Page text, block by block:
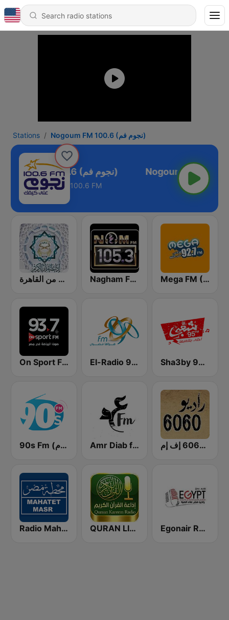
Stations Nogoum FM 100.6 (نجوم فم)
Nogoum FM 100.6 (نجوم فم)
100.6 FM
إذاعة القرآن الكريم من القاهرة Nagham FM 105.3 (نغم إف إم) Mega FM (ميجا إف إم)
On Sport FM El-Radio‎ 9090 (الراديو٩٠٩٠) Sha3by 95 FM
90s Fm (تسعينات اف ام) Amr Diab fm عمرو دياب راديو 6060 إف إم
Radio Mahatet Masr (محطة مصر) QURAN LIVE RADIO Egonair Radio (راديو مصر على الهوا)